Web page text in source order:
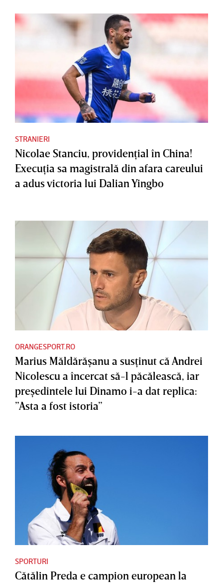
STRANIERI
Nicolae Stanciu, providenţial în China!
Execuţia sa magistrală din afara careului
a adus victoria lui Dalian Yingbo
ORANGESPORT.RO
Marius Măldărăşanu a susţinut că Andrei
Nicolescu a încercat să-l păcălească, iar
preşedintele lui Dinamo i-a dat replica:
”Asta a fost istoria”
SPORTURI
Cătălin Preda e campion european la